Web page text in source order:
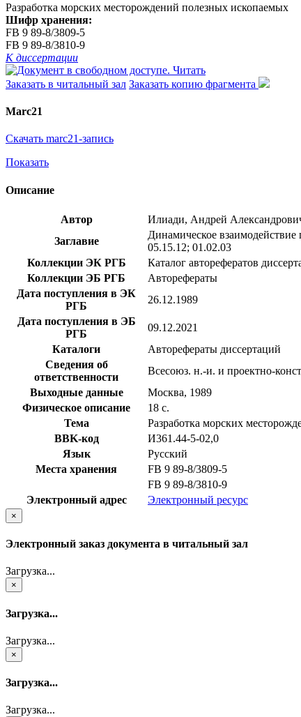
Разработка морских месторождений полезных ископаемых
Шифр хранения:
FB 9 89-8/3809-5
FB 9 89-8/3810-9
К диссертации
Читать
Заказать в читальный зал Заказать копию фрагмента
Marc21
Скачать marc21-запись
Показать
Описание
Автор
Илиади, Андрей
Заглавие
Динамическое
05.15.12; 01.02.03
Коллекции ЭК РГБ
Каталог авторефератов
Коллекции ЭБ РГБ
Авторефераты
Дата поступления в ЭК
РГБ
26.12.1989
Дата поступления в ЭБ
РГБ
09.12.2021
Каталоги
Авторефераты диссертаций
Сведения об
ответственности
Всесоюз. н.-и. и проектно-
Выходные данные
Москва, 1989
Физическое описание
18 с.
Тема
Разработка морских
BBK-код
И361.44-5-02,0
Язык
Русский
Места хранения
FB 9 89-8/3809-5
FB 9 89-8/3810-9
Электронный адрес
Электронный ресурс
×
Электронный заказ документа в читальный зал
Загрузка...
×
Загрузка...
Загрузка...
×
Загрузка...
Загрузка...